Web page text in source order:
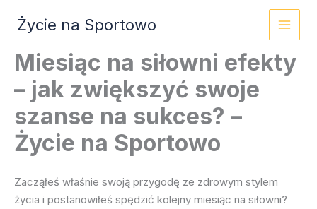
Życie na Sportowo
Miesiąc na siłowni efekty
– jak zwiększyć swoje
szanse na sukces? –
Życie na Sportowo
Zacząłeś właśnie swoją przygodę ze zdrowym stylem
życia i postanowiłeś spędzić kolejny miesiąc na siłowni?